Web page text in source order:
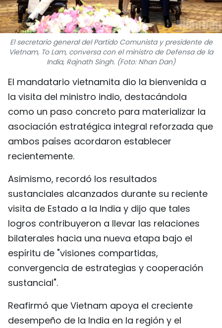
TIẾNG VIỆT
ENGLISH
中文
FRANÇAIS
РУССКИЙ
El secretario general del Partido Comunista y presidente de
Vietnam, To Lam, conversa con el ministro de Defensa de la
India, Rajnath Singh. (Foto: Nhan Dan)
El mandatario vietnamita dio la bienvenida a
la visita del ministro indio, destacándola
como un paso concreto para materializar la
asociación estratégica integral reforzada que
ambos países acordaron establecer
recientemente.
Asimismo, recordó los resultados
sustanciales alcanzados durante su reciente
visita de Estado a la India y dijo que tales
logros contribuyeron a llevar las relaciones
bilaterales hacia una nueva etapa bajo el
espíritu de "visiones compartidas,
convergencia de estrategias y cooperación
sustancial".
Reafirmó que Vietnam apoya el creciente
desempeño de la India en la región y el